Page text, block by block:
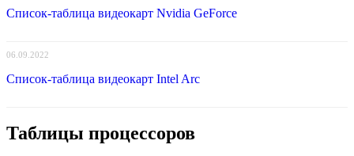
Список-таблица видеокарт Nvidia GeForce
06.09.2022
Список-таблица видеокарт Intel Arc
Таблицы процессоров